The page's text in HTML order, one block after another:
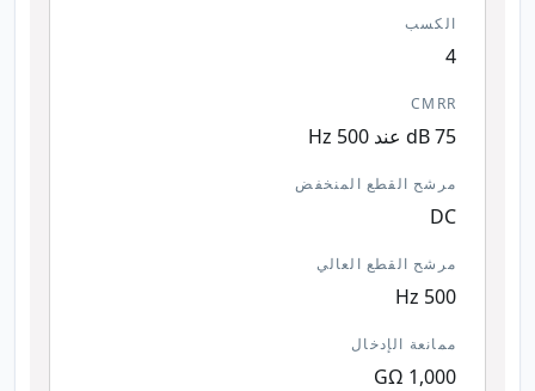
الكسب
4
CMRR
75 dB عند 500 Hz
مرشح القطع المنخفض
DC
مرشح القطع العالي
500 Hz
ممانعة الإدخال
1,000 GΩ